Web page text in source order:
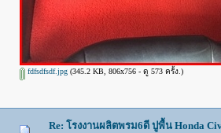
fdfsdfsdf.jpg (345.2 KB, 806x756 - ดู 573 ครั้ง.)
Re: โรงงานผลิตพรม6ดี ปูพื้น Honda